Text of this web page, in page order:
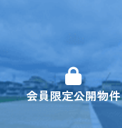
会員限定公開物件